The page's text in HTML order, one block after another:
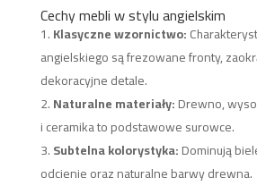
Cechy mebli w stylu angielskim
Klasyczne wzornictwo:
angielskiego są frezowane fronty,
dekoracyjne detale.
Naturalne materiały:Drewno,
i ceramika to podstawowe surowce.
Subtelna kolorystyka:Dominują
odcienie oraz naturalne barwy drewna.